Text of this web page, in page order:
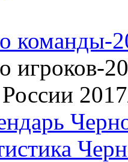
команды-
игроков-